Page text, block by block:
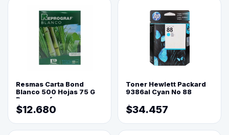
Resmas Carta Bond
Blanco 500 Hojas 75 G
Reprograf.
$12.680
Toner Hewlett Packard
9386al Cyan No 88
$34.457